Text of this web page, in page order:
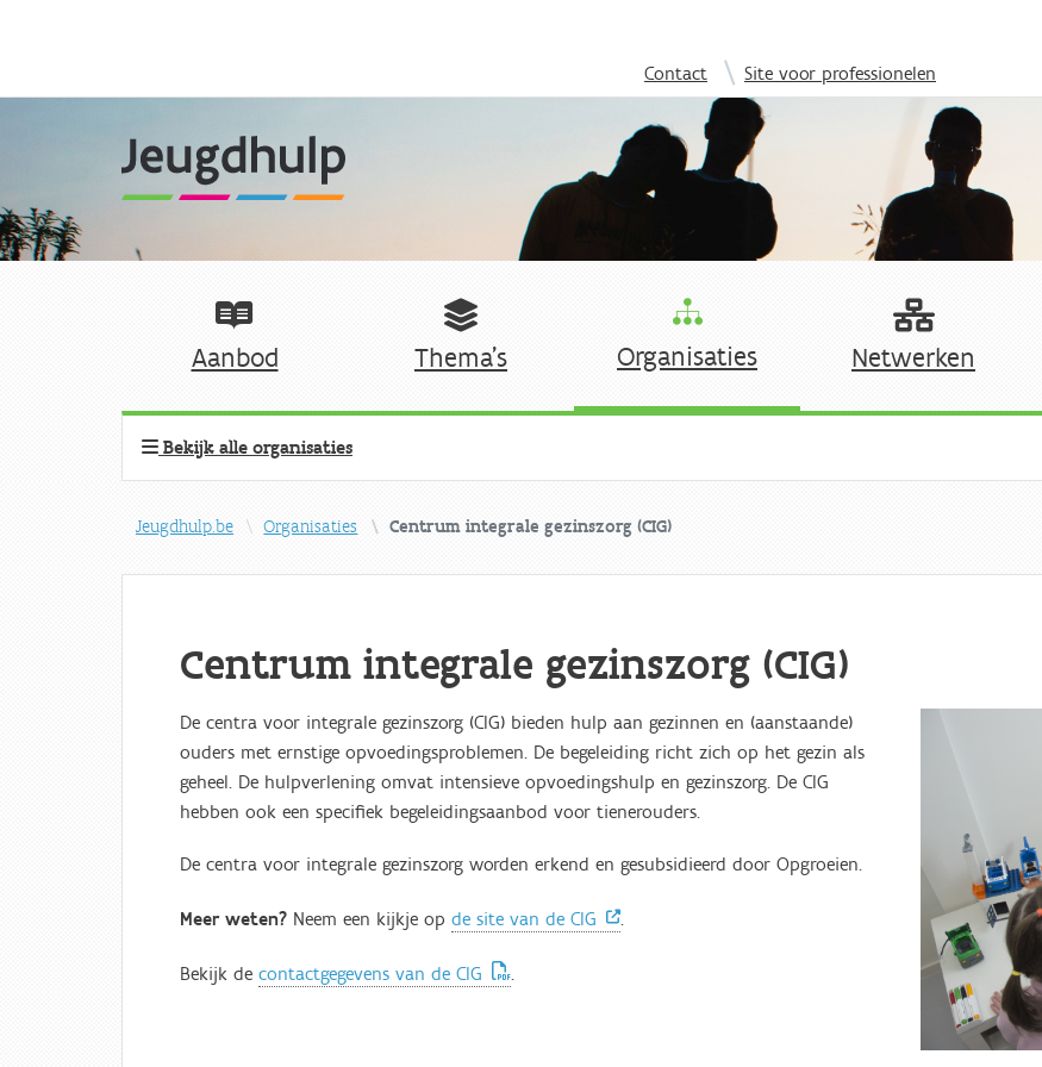
Overslaan en naar de inhoud gaan
Contact | Site voor professionelen
Aanbod Thema's Organisaties Netwerken
Bekijk alle organisaties
Jeugdhulp.be Organisaties Centrum integrale gezinszorg (CIG)
Centrum integrale gezinszorg (CIG)
De centra voor integrale gezinszorg (CIG) bieden hulp aan gezinnen en (aanstaande)
ouders met ernstige opvoedingsproblemen. De begeleiding richt zich op het gezin als
geheel. De hulpverlening omvat intensieve opvoedingshulp en gezinszorg. De CIG
hebben ook een specifiek begeleidingsaanbod voor tienerouders.
De centra voor integrale gezinszorg worden erkend en gesubsidieerd door Opgroeien.
Meer weten? Neem een kijkje op de site van de CIG .
Bekijk de contactgegevens van de CIG .